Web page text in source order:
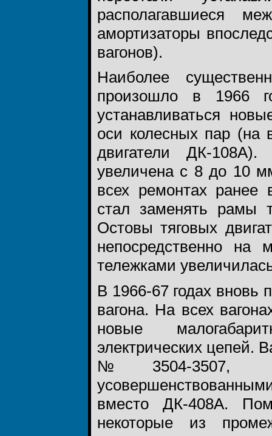
располагавшиеся
амортизаторы
вагонов).
Наиболее
произошло в 1966
устанавливаться
оси колесных пар
двигатели ДК-
увеличена с 8 до 10
всех ремонтах ранее
стал заменять рамы
Остовы тяговых
непосредственно на
тележками
В 1966-67 годах вновь
вагона. На всех
новые
электрических
№3504-3507,
вместо ДК-408А.
некоторые из